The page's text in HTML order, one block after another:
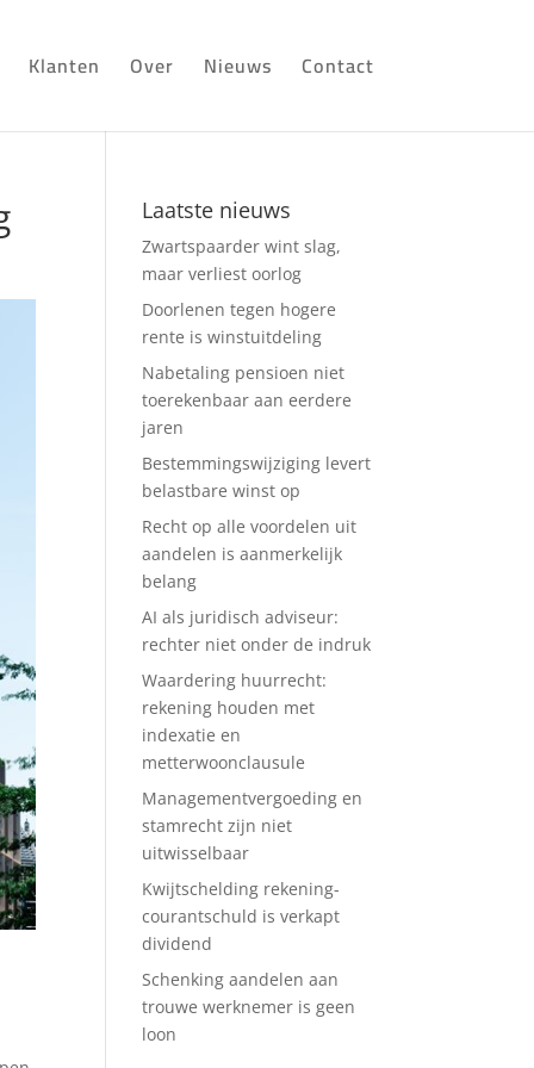
Klanten Over Nieuws Contact
Laatste nieuws
Zwartspaarder wint slag,
maar verliest oorlog
Doorlenen tegen hogere
rente is winstuitdeling
Nabetaling pensioen niet
toerekenbaar aan eerdere
jaren
Bestemmingswijziging levert
belastbare winst op
Recht op alle voordelen uit
aandelen is aanmerkelijk
belang
AI als juridisch adviseur:
rechter niet onder de indruk
Waardering huurrecht:
rekening houden met
indexatie en
metterwoonclausule
Managementvergoeding en
stamrecht zijn niet
uitwisselbaar
Kwijtschelding rekening-
courantschuld is verkapt
dividend
Schenking aandelen aan
trouwe werknemer is geen
loon